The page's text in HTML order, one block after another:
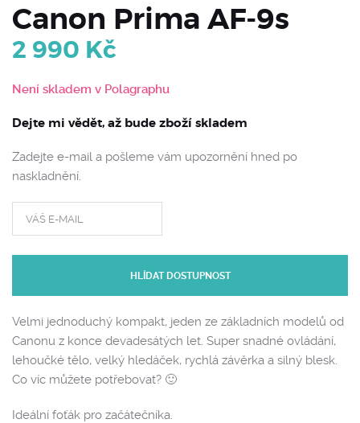
Canon Prima AF-9s
2 990 Kč
Není skladem v Polagraphu
Dejte mi vědět, až bude zboží skladem
Zadejte e-mail a pošleme vám upozornění hned po
naskladnění.
HLÍDAT DOSTUPNOST
Velmi jednoduchý kompakt, jeden ze základních modelů od
Canonu z konce devadesátých let. Super snadné ovládání,
lehoučké tělo, velký hledáček, rychlá závěrka a silný blesk.
Co víc můžete potřebovat? 🙂
Ideální foťák pro začátečníka.